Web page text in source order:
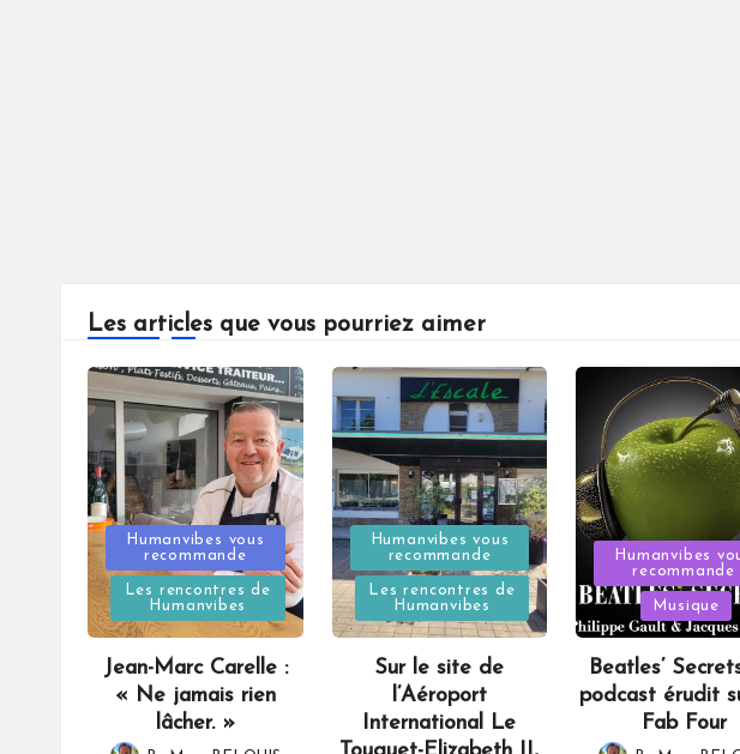
Les articles que vous pourriez aimer
Posted
in
Humanvibes vous
recommande
Les rencontres de
Humanvibes
Jean-Marc Carelle :
« Ne jamais rien
lâcher. »
Posted
in
Humanvibes vous
recommande
Les rencontres de
Humanvibes
Sur le site de
l’Aéroport
International Le
Posted
in
Humanvibes
recommande
Musique
Beatles’
podcast érudit
Fab Four